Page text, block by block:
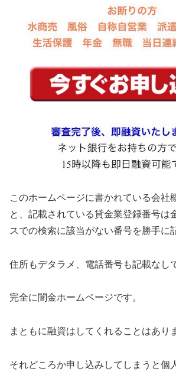
このホームページに書かれている会社
と、記載されている貸金業登録番号は
スでの検索に該当がない番号を勝手に
住所もデタラメ、電話番号も記載なし
完全に闇金ホームページです。
まともに融資はしてくれることはあり
それどころか申し込みしてしまうと個